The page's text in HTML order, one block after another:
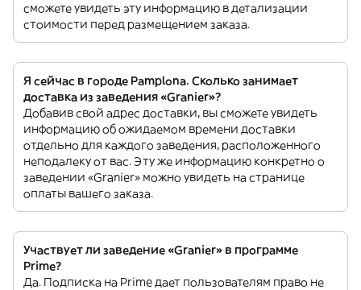
сможете увидеть эту информацию в детализации
стоимости перед размещением заказа.
Я сейчас в городе Pamplona. Сколько занимает
доставка из заведения «Granier»?
Добавив свой адрес доставки, вы сможете увидеть
информацию об ожидаемом времени доставки
отдельно для каждого заведения, расположенного
неподалеку от вас. Эту же информацию конкретно о
заведении «Granier» можно увидеть на странице
оплаты вашего заказа.
Участвует ли заведение «Granier» в программе
Prime?
Да. Подписка на Prime дает пользователям право не